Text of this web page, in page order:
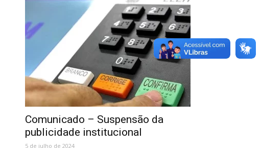
Comunicado – Suspensão da
publicidade institucional
5 de julho de 2024